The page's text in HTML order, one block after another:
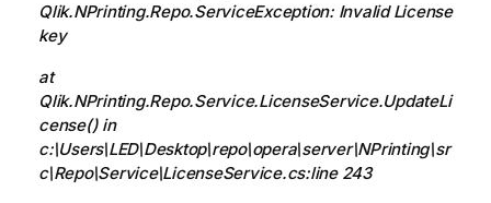
Qlik.NPrinting.Repo.ServiceException: Invalid License
key
at
Qlik.NPrinting.Repo.Service.LicenseService.UpdateLi
cense() in
c:\Users\LED\Desktop\repo\opera\server\NPrinting\sr
c\Repo\Service\LicenseService.cs:line 243